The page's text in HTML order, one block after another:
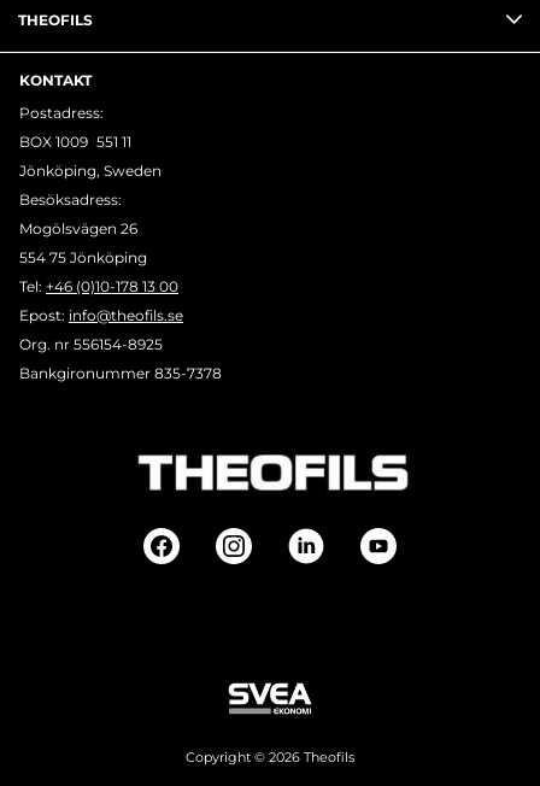
THEOFILS
KONTAKT
Postadress:
BOX 1009 551 11
Jönköping, Sweden
Besöksadress:
Mogölsvägen 26
554 75 Jönköping
Tel: +46 (0)10-178 13 00
Epost: info@theofils.se
Org. nr 556154-8925
Bankgironummer 835-7378
Copyright © 2026 Theofils